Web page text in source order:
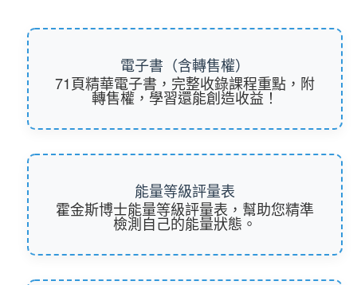
電子書（含轉售權）
71頁精華電子書，完整收錄課程重點，附
轉售權，學習還能創造收益！
能量等級評量表
霍金斯博士能量等級評量表，幫助您精準
檢測自己的能量狀態。